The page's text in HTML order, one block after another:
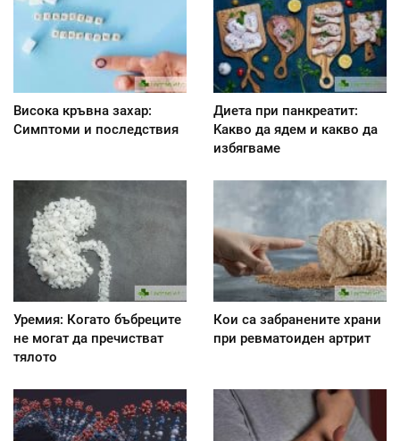
Висока кръвна захар:
Симптоми и последствия
Диета при панкреатит:
Kакво да ядем и какво да
избягваме
Уремия: Когато бъбреците
не могат да пречистват
тялото
Кои са забранените храни
при ревматоиден артрит